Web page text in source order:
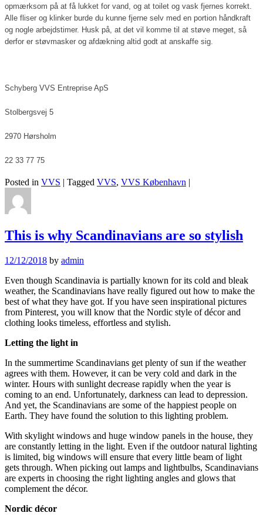
opmærksom på at få lukket for vand, og at toilet og vask fjernes korrekt.
Alle fliser og klinker burde du kunne fjerne selv med en portion håndkraft
og nogle arbejdstimer. Husk på, at det vil komme til at støve meget, så
derfor er støvmasker og afdækning altid godt at anskaffe sig.
Schyberg VVS Entreprise ApS
Stolbergsvej 5
2970 Hørsholm
22 33 77 75
Posted in VVS | Tagged VVS, VVS København |
This is why Scandinavians are so stylish
12/12/2018 by admin
Even though Scandinavia is partially known for its cold and bleak
weather, the Scandinavians have really figured out how to make the
best of what they have got. If you have seen inspirational pictures
from Pinterest, you will know that the Nordic style of décor and
clothing looks timeless, effortless and stylish.
Letting the light in
In the summertime Scandinavians get plenty of sun if the weather
agrees with them. However, it can be very cold and dark in the
winter. Hours with sunlight decrease rapidly when the year is
coming to an end. Unfortunately, darkness can lead to depression.
And yet, the Scandinavians are some of the happiest people on
Earth. They have found the solution to this lighting problem.
With skylight windows and huge window panels in the house, they
are constantly letting in the light. Even if the outdoor natural lighting
is limited, big windows will ensure that every little beam of light
gets through. When picking out lamps and lightbulbs, Scandinavians
are experts in choosing the right lighting angles and glows that
complement the décor.
Nordic décor